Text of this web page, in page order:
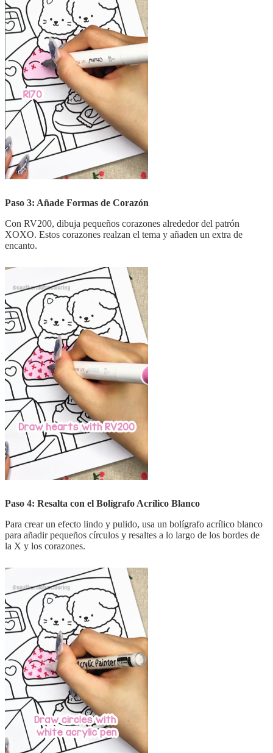
Paso 3: Añade Formas de Corazón
Con RV200, dibuja pequeños corazones alrededor del patrón
XOXO. Estos corazones realzan el tema y añaden un extra de
encanto.
Paso 4: Resalta con el Bolígrafo Acrílico Blanco
Para crear un efecto lindo y pulido, usa un bolígrafo acrílico blanco
para añadir pequeños círculos y resaltes a lo largo de los bordes de
la X y los corazones.